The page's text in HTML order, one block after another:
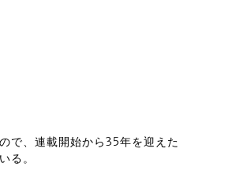
で、連載開始から35年を迎えた
る。